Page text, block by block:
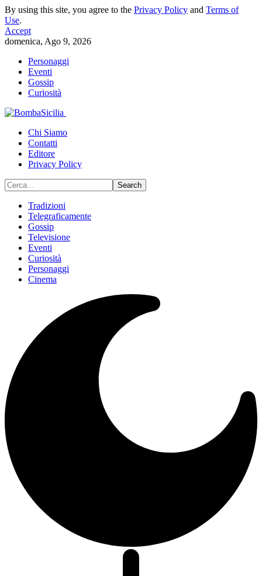
By using this site, you agree to the Privacy Policy and Terms of
Use.
Accept
domenica, Ago 9, 2026
Personaggi
Eventi
Gossip
Curiosità
Chi Siamo
Contatti
Editore
Privacy Policy
Tradizioni
Telegraficamente
Gossip
Televisione
Eventi
Curiosità
Personaggi
Cinema